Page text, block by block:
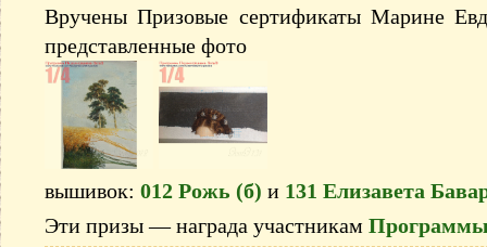
Вручены Призовые сертификаты Марине
представленные фото
вышивок: 012 Рожь (б) и 131 Елизавета
Эти призы — награда участникам